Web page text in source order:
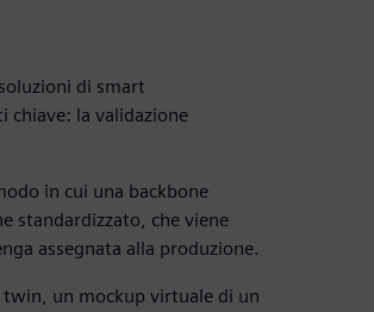
di smart
chiave: la validazione
in cui una backbone
standardizzato, che viene
assegnata alla produzione.
un mockup virtuale di un